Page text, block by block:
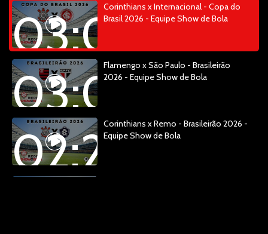
03:04:34
Corinthians x Internacional - Copa do
Brasil 2026 - Equipe Show de Bola
03:04:14
Flamengo x São Paulo - Brasileirão
2026 - Equipe Show de Bola
02:28:48
Corinthians x Remo - Brasileirão 2026 -
Equipe Show de Bola